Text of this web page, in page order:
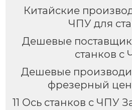
Китайские
ЧПУ для
Дешевые
станков с
Дешевые
фрезерный
11 Ось станков с ЧПУ